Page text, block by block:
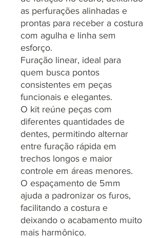
as perfurações alinhadas e
prontas para receber a costura
com agulha e linha sem
esforço.
Furação linear, ideal para
quem busca pontos
consistentes em peças
funcionais e elegantes.
O kit reúne peças com
diferentes quantidades de
dentes, permitindo alternar
entre furação rápida em
trechos longos e maior
controle em áreas menores.
O espaçamento de 5mm
ajuda a padronizar os furos,
facilitando a costura e
deixando o acabamento muito
mais harmônico.